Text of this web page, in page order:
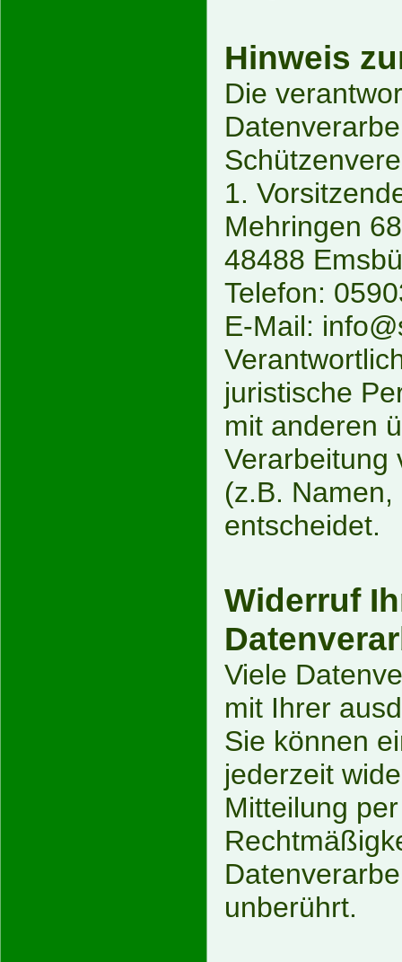
Hinweis
Die
1.
Mehringen
48488
Telefon:
E-Mail:
juristische
mit anderen
Verarbeitung
(z.B.
entscheidet.
Widerruf
Viele
mit Ihrer
Sie können
jederzeit
Mitteilung
unberührt.